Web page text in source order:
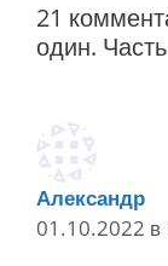
21
один.
Александр
01.10.2022 в